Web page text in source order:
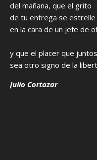
del mañana, que el grito
de tu entrega se estrelle
en la cara de un jefe de
y que el placer que
sea otro signo de la
Julio Cortazar